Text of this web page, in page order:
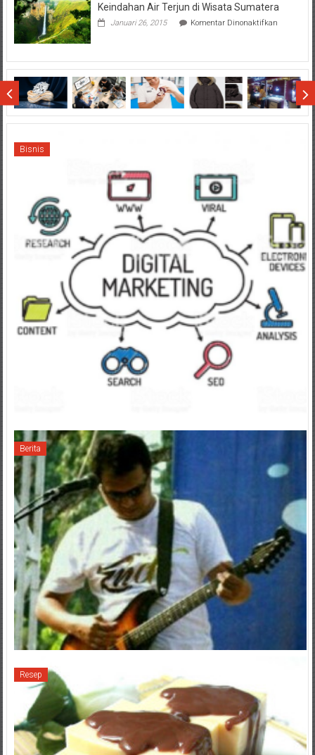
Keindahan Air Terjun di Wisata Sumatera
Januari 26, 2015 Komentar Dinonaktifkanpada
di
Wisata
Sumatera
Bisnis
Berita
Resep